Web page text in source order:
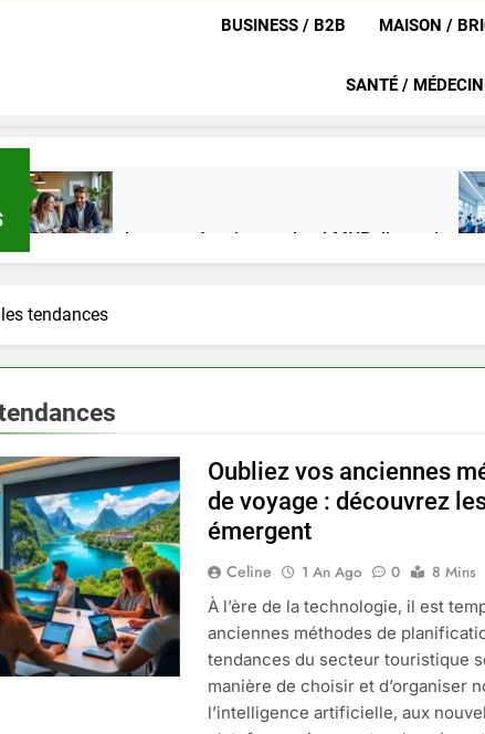
BUSINESS / B2B MAISON /
SANTÉ /
Guide complet pour réussir un achat LMNP d’occasion
2 Semaines Ago 4
Quel est le salaire de Myriam Seurat en 2025 ?
4 Mois Ago
Okrami :
4 Mois Ago
Découvrez notre test d’orientation gratuit spécialement
4 Mois Ago
Liste complète des marques rezoactif.com à connaître en
4 Mois Ago
Quels sont les inconvénients de l’eucalyptus gunnii pour
tendances
Oubliez vos anciennes
de voyage : découvrez
émergent
Celine 1 An Ago 0
8 Mins
À l’ère de la technologie, il est
anciennes méthodes de
tendances du secteur touristique
manière de choisir et d’organiser
l’intelligence artificielle, aux